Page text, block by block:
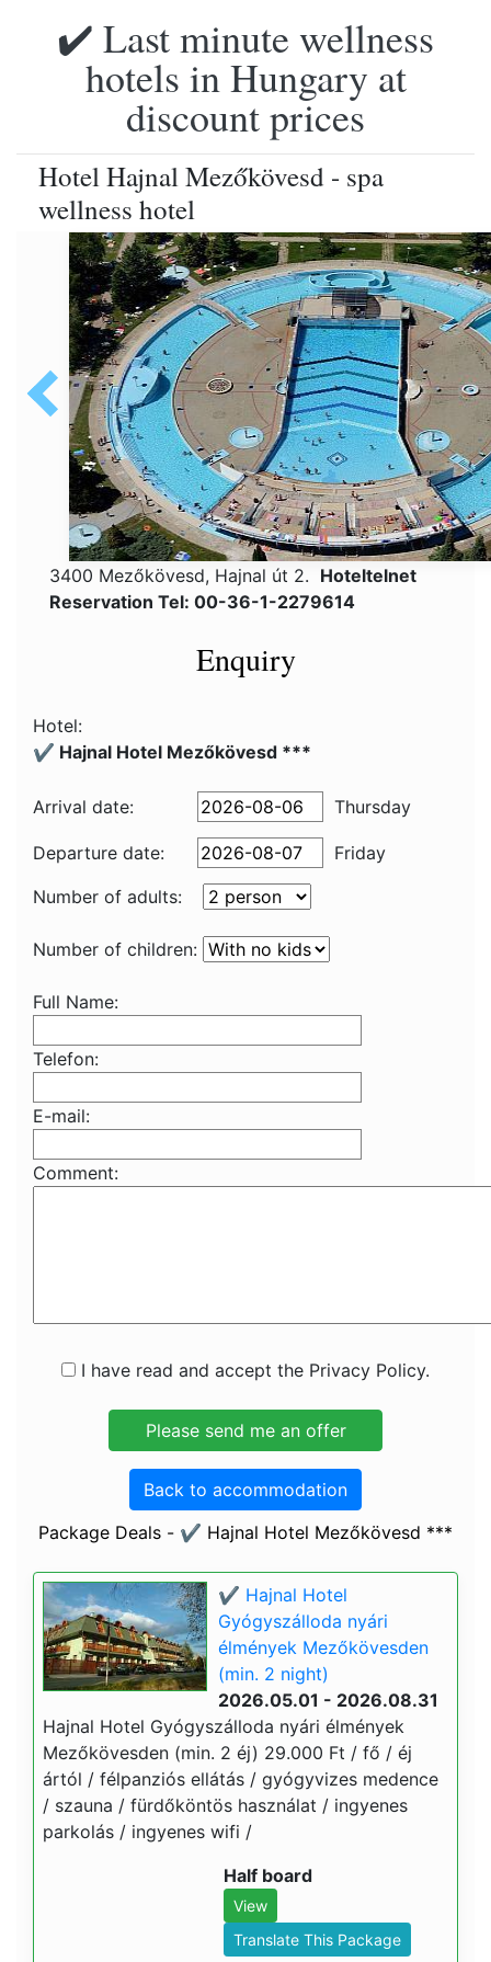
✔️ Last minute wellness
hotels in Hungary at
discount prices
Hotel Hajnal Mezőkövesd - spa
wellness hotel
3400 Mezőkövesd, Hajnal út 2. Hoteltelnet
Reservation Tel: 00-36-1-2279614
Enquiry
Hotel:
✔️ Hajnal Hotel Mezőkövesd ***
Arrival date: Thursday
Departure date:
Friday
Number of adults:
Number of children:
Full Name:
Telefon:
E-mail:
Comment:
I have read and accept the Privacy Policy.
Back to accommodation
Package Deals - ✔️ Hajnal Hotel Mezőkövesd ***
✔️ Hajnal Hotel
Gyógyszálloda nyári
élmények Mezőkövesden
(min. 2 night)
2026.05.01 - 2026.08.31
Hajnal Hotel Gyógyszálloda nyári élmények
Mezőkövesden (min. 2 éj) 29.000 Ft / fő / éj
ártól / félpanziós ellátás / gyógyvizes medence
/ szauna / fürdőköntös használat / ingyenes
parkolás / ingyenes wifi /
Half board
View
Translate This Package